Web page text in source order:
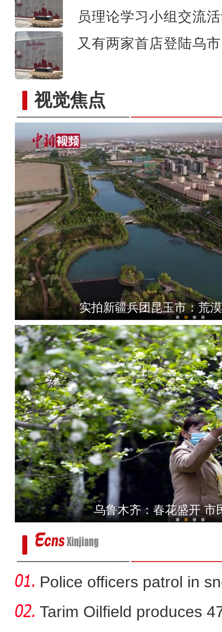
员理论学习小组交流
又有两家首店登陆乌
视觉焦点经开区：加快道路改造升级
实拍新疆兵团昆玉市：荒
实拍新疆赛里木湖“风
乌鲁木齐：春花盛开 市
Police officers patrol in
Tarim Oilfield produces